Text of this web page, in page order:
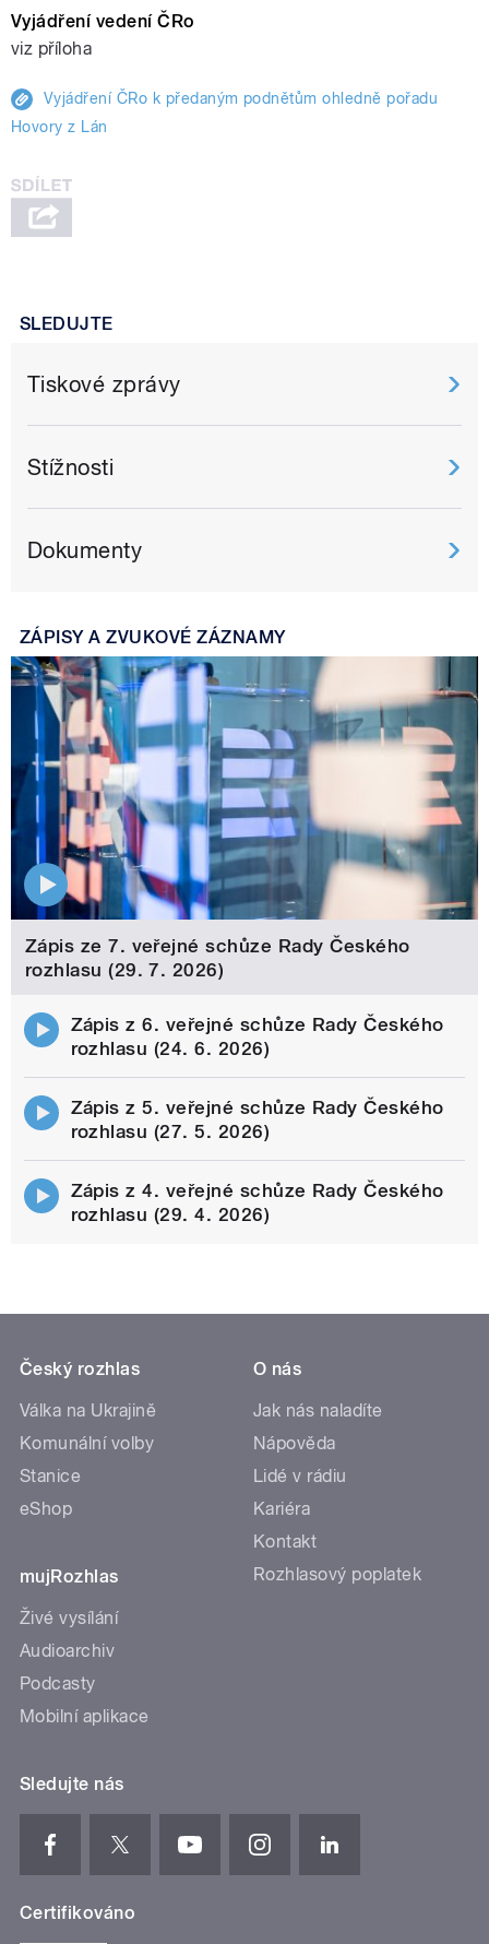
Vyjádření vedení ČRo
viz příloha
Vyjádření ČRo k předaným podnětům ohledně pořadu
Hovory z Lán
SLEDUJTE
Tiskové zprávy
Stížnosti
Dokumenty
ZÁPISY A ZVUKOVÉ ZÁZNAMY
Zápis ze 7. veřejné schůze Rady Českého
rozhlasu (29. 7. 2026)
Zápis z 6. veřejné schůze Rady Českého
rozhlasu (24. 6. 2026)
Zápis z 5. veřejné schůze Rady Českého
rozhlasu (27. 5. 2026)
Zápis z 4. veřejné schůze Rady Českého
rozhlasu (29. 4. 2026)
Český rozhlas
Válka na Ukrajině
Komunální volby
Stanice
eShop
mujRozhlas
Živé vysílání
Audioarchiv
Podcasty
Mobilní aplikace
O nás
Jak nás naladíte
Nápověda
Lidé v rádiu
Kariéra
Kontakt
Rozhlasový poplatek
Sledujte nás
Certifikováno